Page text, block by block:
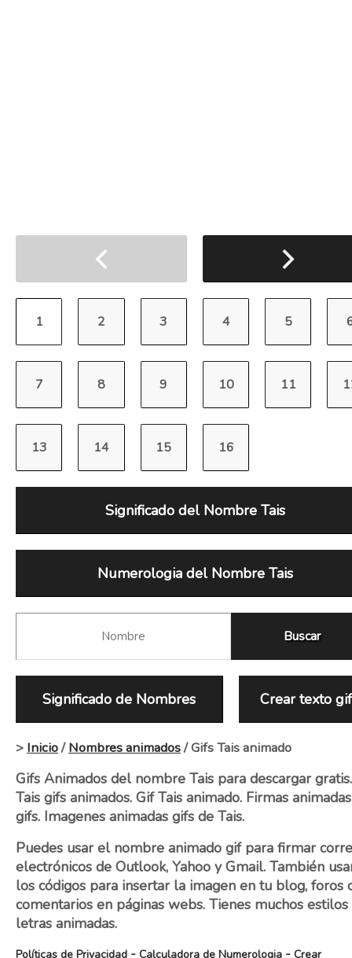
Significado del Nombre Tais
Numerologia del Nombre Tais
Significado de Nombres Crear texto gif
> Inicio/Nombres animados/ Gifs Tais animado
Gifs Animados del nombre Tais para descargar gratis.
Tais gifs animados. Gif Tais animado. Firmas animadas
gifs. Imagenes animadas gifs de Tais.
Puedes usar el nombre animado gif para firmar
electrónicos de Outlook, Yahoo y Gmail. También
los códigos para insertar la imagen en tu blog, foros
comentarios en páginas webs. Tienes muchos estilos
letras animadas.
Políticas de Privacidad - Calculadora de Numerologia - Crear